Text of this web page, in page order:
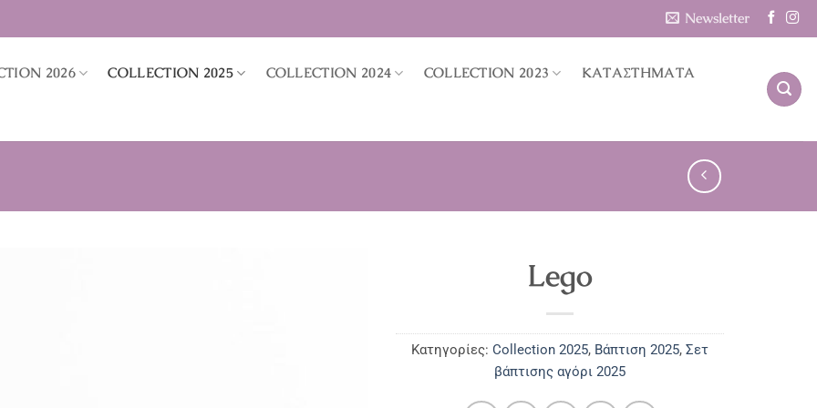
Newsletter
2026 COLLECTION 2025 COLLECTION 2024 COLLECTION 2023
ΚΑΤΑΣΤΗΜΑΤΑ
Lego
Κατηγορίες: Collection 2025, Βάπτιση 2025, Σετ
βάπτισης αγόρι 2025